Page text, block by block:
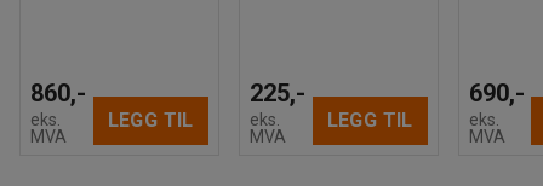
860,-
eks.
MVA
LEGG TIL
225,-
eks.
MVA
LEGG TIL
690,-
eks.
MVA